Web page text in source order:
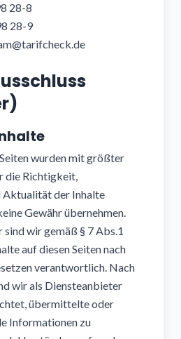
28-8
28-9
wurden mit größter
die Richtigkeit,
der Inhalte
Gewähr übernehmen.
wir gemäß § 7 Abs.1
auf diesen Seiten nach
verantwortlich. Nach
wir als Diensteanbieter
übermittelte oder
Informationen zu